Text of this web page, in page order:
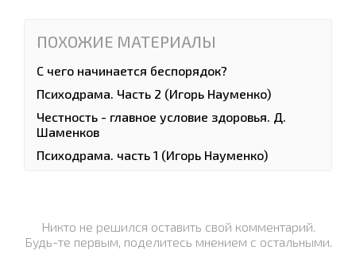
ПОХОЖИЕ МАТЕРИАЛЫ
С чего начинается беспорядок?
Психодрама. Часть 2 (Игорь Науменко)
Честность - главное условие здоровья. Д.
Шаменков
Психодрама. часть 1 (Игорь Науменко)
Никто не решился оставить свой комментарий.
Будь-те первым, поделитесь мнением с остальными.